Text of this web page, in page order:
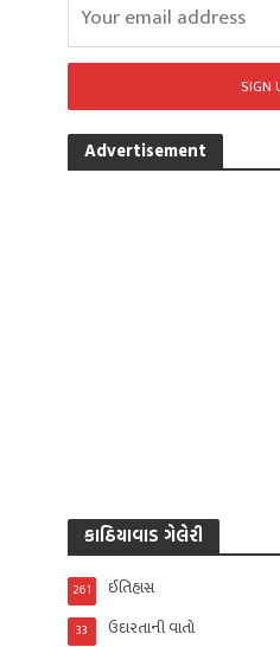
Advertisement
કાઠિયાવાડ ગેલેરી
ઈતિહાસ
261
ઉદારતાની વાતો
33